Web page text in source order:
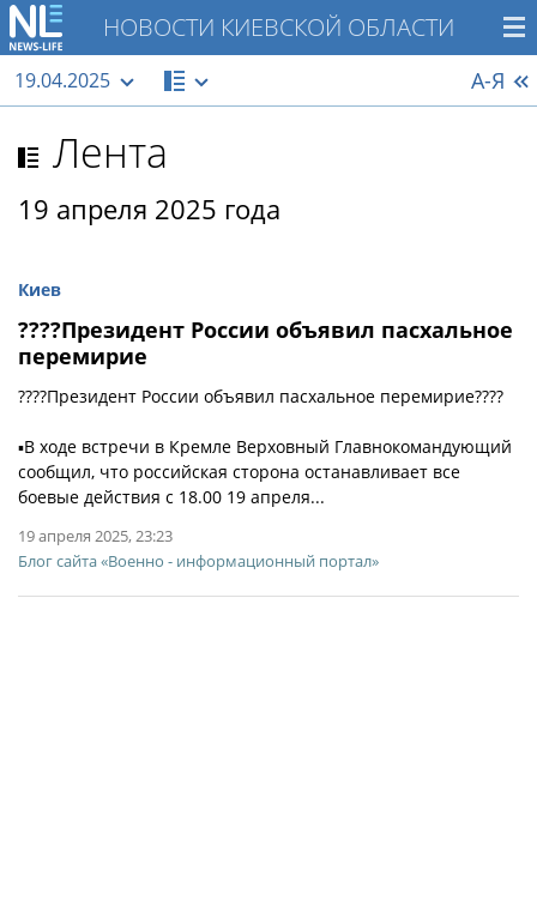
НОВОСТИ КИЕВСКОЙ ОБЛАСТИ
19.04.2025 А-Я
Лента
19 апреля 2025 года
Киев
????Президент России объявил пасхальное
перемирие
????Президент России объявил пасхальное перемирие????
▪️В ходе встречи в Кремле Верховный Главнокомандующий
сообщил, что российская сторона останавливает все
боевые действия с 18.00 19 апреля...
19 апреля 2025, 23:23
Блог сайта «Военно - информационный портал»